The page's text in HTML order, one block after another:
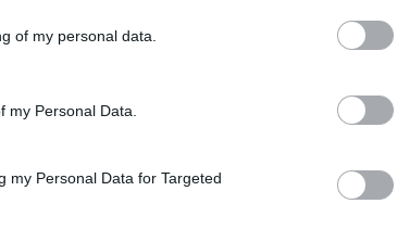
of my personal data.
my Personal Data.
my Personal Data for Targeted